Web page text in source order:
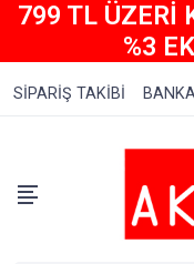
799 TL ÜZERİ
%3
SİPARİŞ TAKİBİ